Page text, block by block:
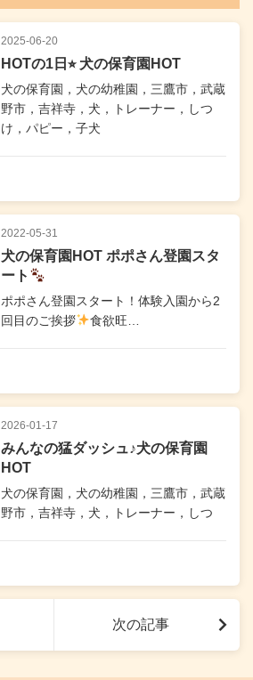
2025-06-20
HOTの1日⭐︎ 犬の保育園HOT
犬の保育園，犬の幼稚園，三鷹市，武蔵
野市，吉祥寺，犬，トレーナー，しつ
け，パピー，子犬
2022-05-31
犬の保育園HOT ポポさん登園スタ
ート
ポポさん登園スタート！体験入園から2
回目のご挨拶
食欲旺…
2026-01-17
みんなの猛ダッシュ♪犬の保育園
HOT
犬の保育園，犬の幼稚園，三鷹市，武蔵
野市，吉祥寺，犬，トレーナー，しつ
次の記事